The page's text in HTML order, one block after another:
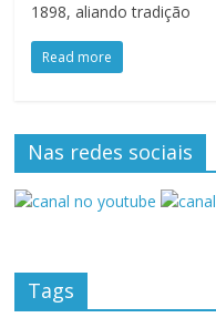
1898, aliando tradição
Read more
Nas redes sociais
Tags